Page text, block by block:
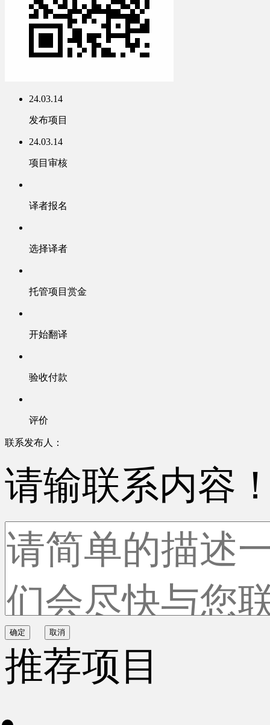
24.03.14
发布项目
24.03.14
项目审核
译者报名
选择译者
托管项目赏金
开始翻译
验收付款
评价
联系发布人：
请输联系内容
确定 取消
推荐项目